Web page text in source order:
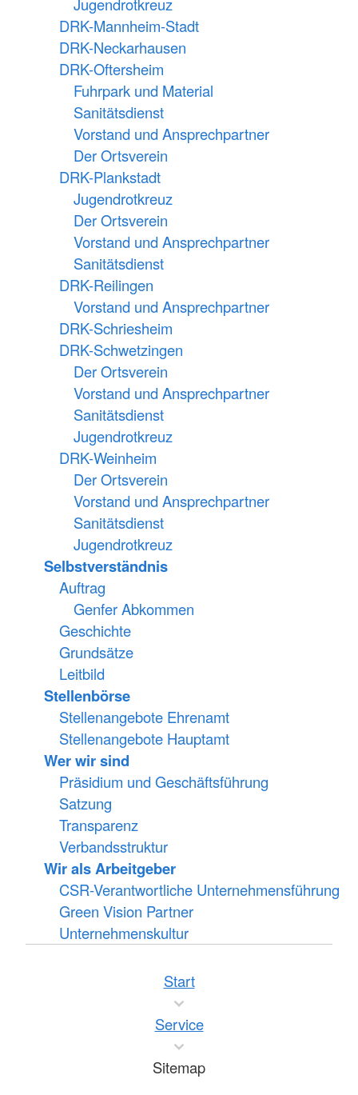
DRK-Mannheim-Stadt
DRK-Neckarhausen
DRK-Oftersheim
Fuhrpark und Material
Sanitätsdienst
Vorstand und Ansprechpartner
Der Ortsverein
DRK-Plankstadt
Jugendrotkreuz
Der Ortsverein
Vorstand und Ansprechpartner
Sanitätsdienst
DRK-Reilingen
Vorstand und Ansprechpartner
DRK-Schriesheim
DRK-Schwetzingen
Der Ortsverein
Vorstand und Ansprechpartner
Sanitätsdienst
Jugendrotkreuz
DRK-Weinheim
Der Ortsverein
Vorstand und Ansprechpartner
Sanitätsdienst
Jugendrotkreuz
Selbstverständnis
Auftrag
Genfer Abkommen
Geschichte
Grundsätze
Leitbild
Stellenbörse
Stellenangebote Ehrenamt
Stellenangebote Hauptamt
Wer wir sind
Präsidium und Geschäftsführung
Satzung
Transparenz
Verbandsstruktur
Wir als Arbeitgeber
CSR-Verantwortliche Unternehmensführung
Green Vision Partner
Unternehmenskultur
Start
Service
Sitemap